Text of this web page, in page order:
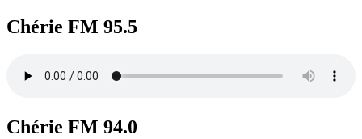
Chérie FM 95.5
Chérie FM 94.0